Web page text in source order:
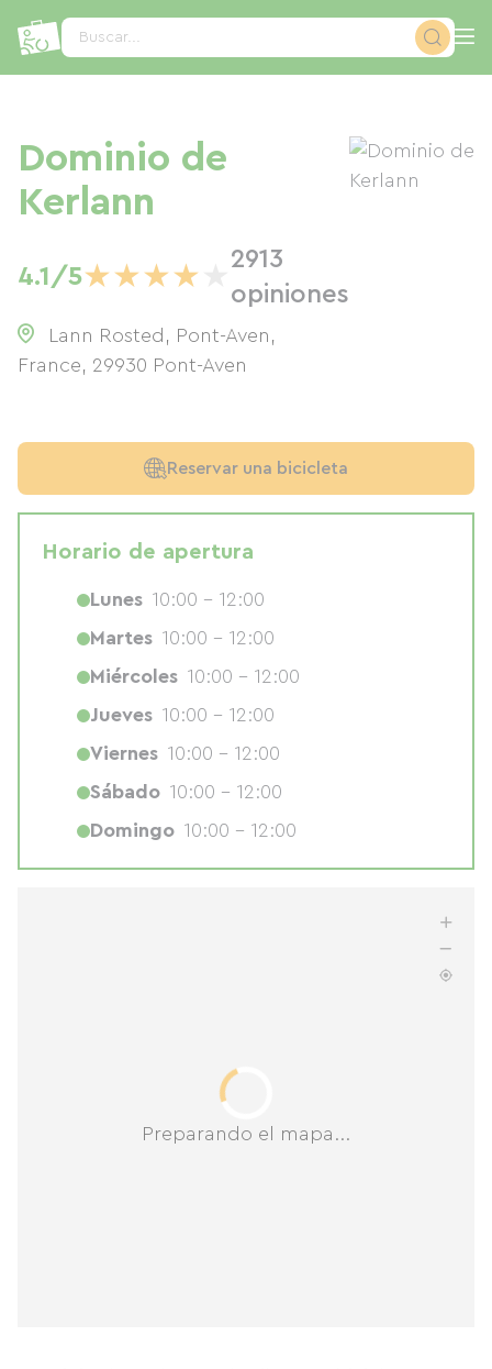
Buscar...
Dominio de
Kerlann
4.1/5★★★★
2913
opiniones
Lann Rosted, Pont-Aven,
France, 29930 Pont-Aven
Preparando el mapa...
Reservar una bicicleta
Horario de apertura
Lunes 10:00 - 12:00
Martes 10:00 - 12:00
Miércoles 10:00 - 12:00
Jueves 10:00 - 12:00
Viernes 10:00 - 12:00
Sábado 10:00 - 12:00
Domingo 10:00 - 12:00
Panel de gestión de cookies